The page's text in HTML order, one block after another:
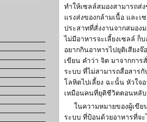
ทำให้เซลล์สมองสามารถส่
แรงส่งของกล้ามเนื้อ และ
ประสาทที่สั่งงานจากสมอง
ไม่มีอาหารจะเลี้ยงเซลล์ ก็
อยากกินอาหารไปยุติเสียง
เขียน คำว่า จิต มาจากการ
ระบบ ที่ไม่สามารถสื่อสาร
โลหิตไปเลี้ยง ฉะนั้น หัวใจ
เหมือนคนที่ยุติชีวิตตอนหลับ
ในความหมายของผู้เขีย
ระบบ ที่ป้อนด้วยอาหารที่จ